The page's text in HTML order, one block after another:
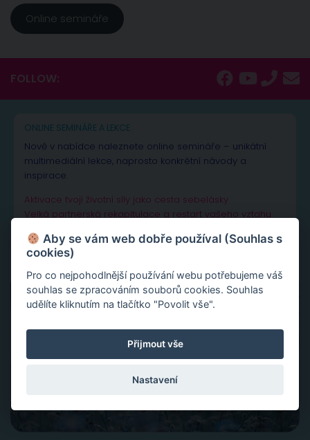
Online semináře
FOLLOW:
ONLINE SEMINÁŘE A LEKCE
Nově v nabídce naleznete online semináře – unikátní
multimediální lekce, naprosto konkrétní návody a
inspirace.
Aktivace tvojí životní síly jako cesta sebelásky
Velká partnerská rekapitulace a restart vašeho vztahu
Aby se vám web dobře používal (Souhlas s
cookies)
Pro co nejpohodlnější používání webu potřebujeme váš
souhlas se zpracováním souborů cookies. Souhlas
udělíte kliknutím na tlačítko "Povolit vše".
Přijmout vše
Nastavení